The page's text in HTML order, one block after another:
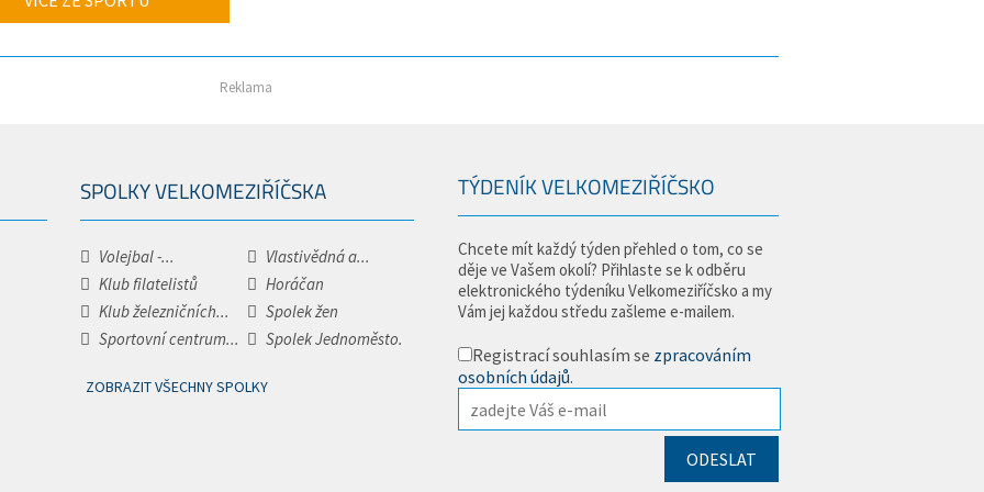
Reklama
SPOLKY VELKOMEZIŘÍČSKA
Volejbal -...
Vlastivědná a...
Klub filatelistů
Horáčan
Klub železničních...
Spolek žen
Sportovní centrum...
Spolek Jednoměsto.
ZOBRAZIT VŠECHNY SPOLKY
TÝDENÍK VELKOMEZIŘÍČSKO
Chcete mít každý týden přehled o tom, co se
děje ve Vašem okolí? Přihlaste se k odběru
elektronického týdeníku Velkomeziříčsko a my
Vám jej každou středu zašleme e-mailem.
Registrací souhlasím se zpracováním
osobních údajů.